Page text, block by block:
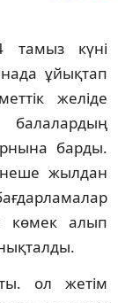
тамыз күні
ұйықтап
желіде
барды.
жылдан
көмек алып
ол жетім